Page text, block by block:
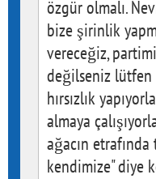
özgür olmalı.
bize şirinlik
vereceğiz,
değilseniz lütfen
hırsızlık
almaya
ağacın
kendimize" diye